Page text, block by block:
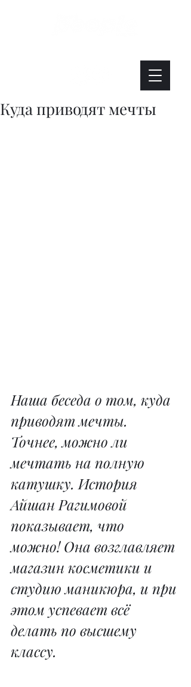
Куда приводят мечты
Наша беседа о том, куда
приводят мечты.
Точнее, можно ли
мечтать на полную
катушку. История
Айшан Рагимовой
показывает, что
можно! Она возглавляет
магазин косметики и
студию маникюра, и при
этом успевает всё
делать по высшему
классу.